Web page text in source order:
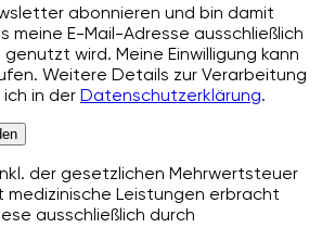
abonnieren und bin damit
meine E-Mail-Adresse ausschließlich
wird. Meine Einwilligung kann
Weitere Details zur Verarbeitung
in der Datenschutzerklärung.
der gesetzlichen Mehrwertsteuer
medizinische Leistungen erbracht
ausschließlich durch